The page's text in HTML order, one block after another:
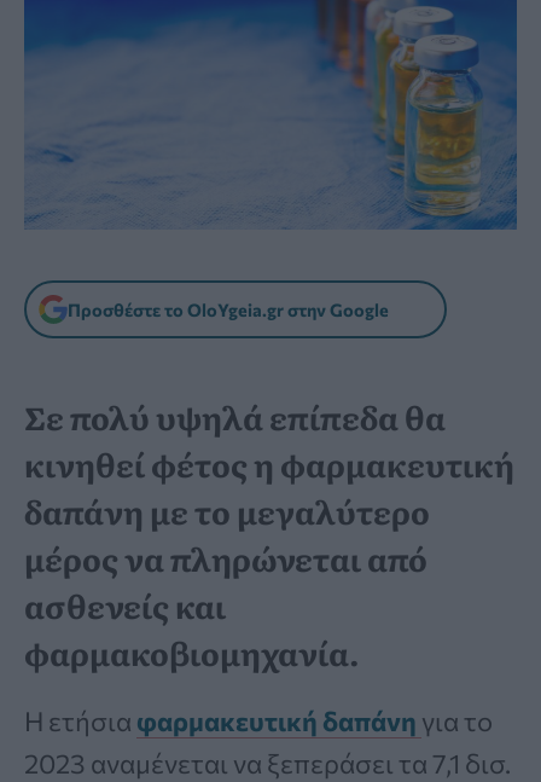
Προσθέστε το OloYgeia.gr στην Google
Σε πολύ υψηλά επίπεδα θα
κινηθεί φέτος η φαρμακευτική
δαπάνη με το μεγαλύτερο
μέρος να πληρώνεται από
ασθενείς και
φαρμακοβιομηχανία.
Η ετήσια φαρμακευτική δαπάνη για το
2023 αναμένεται να ξεπεράσει τα 7,1 δισ.